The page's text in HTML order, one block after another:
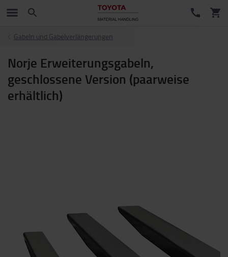
Gabeln und Gabelverlängerungen
Norje Erweiterungsgabeln,
geschlossene Version (paarweise
erhältlich)